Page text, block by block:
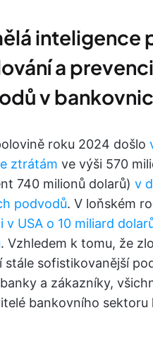
inteligence
a prevenci
v
roku 2024 došlo
ztrátám ve výši 570
740 milionů dolarů) v
podvodů. V loňském
v USA o 10 miliard
. Vzhledem k tomu, že
stále sofistikovanější
a zákazníky,
bankovního sektoru